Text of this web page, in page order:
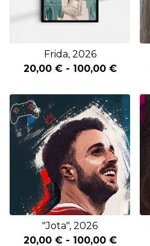
Frida, 2026
20,00 €- 100,00 €
"Jota", 2026
20,00 €- 100,00 €